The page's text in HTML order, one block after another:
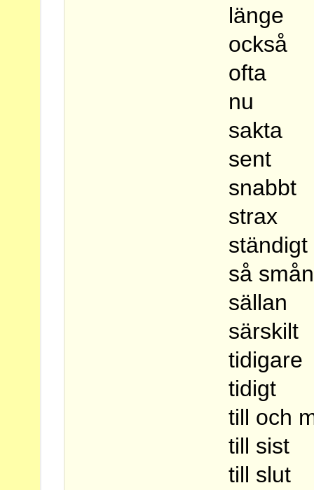
länge
också
ofta
nu
sakta
sent
snabbt
strax
ständigt
så
sällan
särskilt
tidigare
tidigt
till och
till sist
till slut